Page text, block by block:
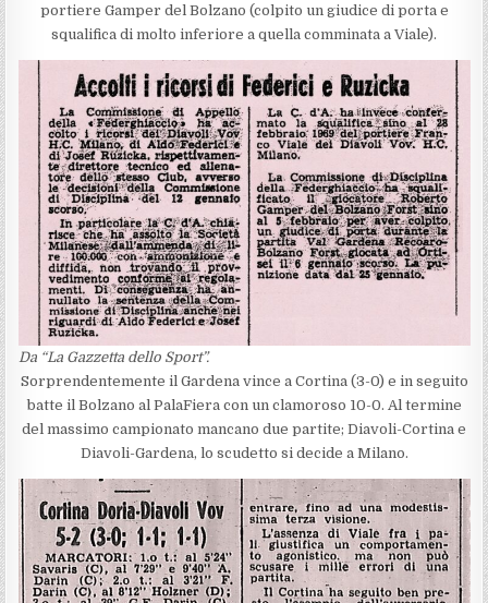
portiere Gamper del Bolzano (colpito un giudice di porta e
squalifica di molto inferiore a quella comminata a Viale).
Da “La Gazzetta dello Sport”.
Sorprendentemente il Gardena vince a Cortina (3-0) e in seguito
batte il Bolzano al PalaFiera con un clamoroso 10-0. Al termine
del massimo campionato mancano due partite; Diavoli-Cortina e
Diavoli-Gardena, lo scudetto si decide a Milano.